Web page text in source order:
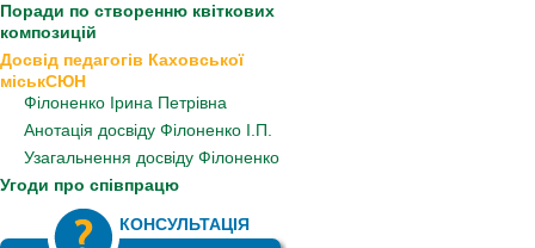
Поради по створенню квіткових
композицій
Досвід педагогів Каховської
міськСЮН
Філоненко Ірина Петрівна
Анотація досвіду Філоненко І.П.
Узагальнення досвіду Філоненко
Угоди про співпрацю
КОНСУЛЬТАЦІЯ